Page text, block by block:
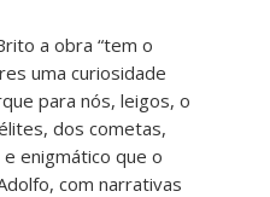
a obra “tem o
uma curiosidade
para nós, leigos, o
dos cometas,
enigmático que o
com narrativas